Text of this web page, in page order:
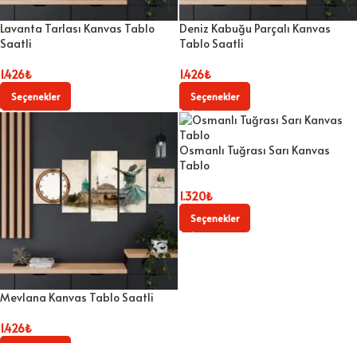
Lavanta Tarlası Kanvas Tablo
Saatli
1.426₺
Seçenekler
Deniz Kabuğu Parçalı Kanvas
Tablo Saatli
1.426₺
Seçenekler
Mevlana Kanvas Tablo Saatli
1.426₺
Osmanlı Tuğrası Sarı Kanvas
Tablo
1.320₺
Seçenekler